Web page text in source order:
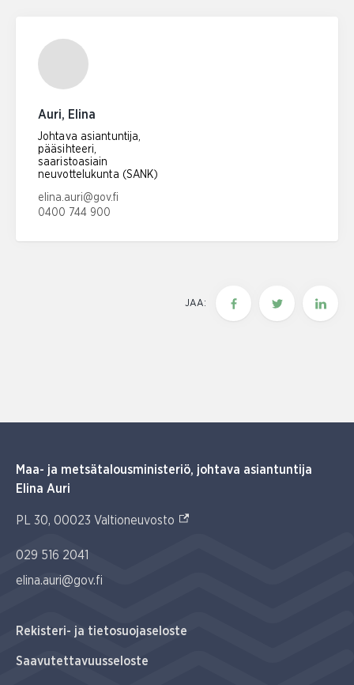
Auri, Elina
Johtava asiantuntija,
pääsihteeri,
saaristoasiain
neuvottelukunta (SANK)
Sähköpostiosoite:
elina.auri@gov.fi
Puhelinnumero:
0400 744 900
JAA:
Maa- ja metsätalousministeriö, johtava asiantuntija
Elina Auri
PL 30, 00023 Valtioneuvosto (Ulkoinen linkki)
029 516 2041
elina.auri@gov.fi
Rekisteri- ja tietosuojaseloste
Saavutettavuusseloste